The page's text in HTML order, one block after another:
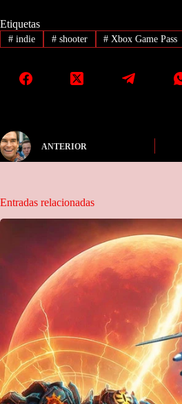
Etiquetas
#indie #shooter # Xbox Game Pass
ANTERIOR
Entradas relacionadas